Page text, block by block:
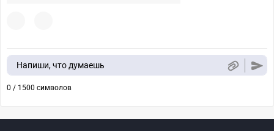
Напиши, что думаешь
0 / 1500 символов